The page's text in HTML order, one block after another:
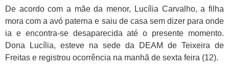
De acordo com a mãe da menor, Lucília Carvalho, a filha
mora com a avó paterna e saiu de casa sem dizer para onde
ia e encontra-se desaparecida até o presente momento.
Dona Lucília, esteve na sede da DEAM de Teixeira de
Freitas e registrou ocorrência na manhã de sexta feira (12).